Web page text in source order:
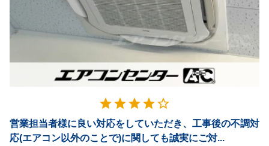
星4
starstarstarstarstar_border
営業担当者様に良い対応をしていただき、工事後の不調対
応(エアコン以外のことで)に関しても誠実にご対...